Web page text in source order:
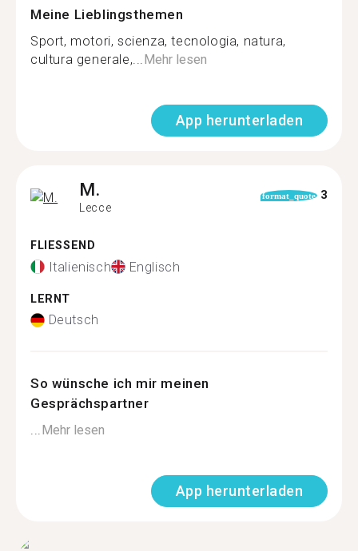
Meine Lieblingsthemen
Sport, motori, scienza, tecnologia, natura,
cultura generale,...Mehr lesen
App herunterladen
M.
Lecce
format_quote 3
FLIESSEND
Italienisch Englisch
LERNT
Deutsch
So wünsche ich mir meinen
Gesprächspartner
...Mehr lesen
App herunterladen